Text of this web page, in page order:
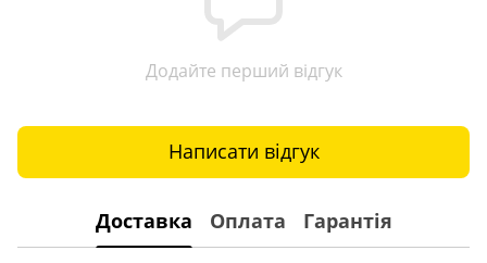
Додайте перший відгук
Написати відгук
Доставка Оплата Гарантія